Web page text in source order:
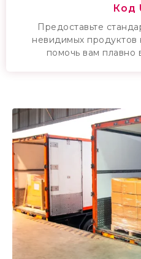
Код
Предоставьте
невидимых продуктов
помочь вам плавно